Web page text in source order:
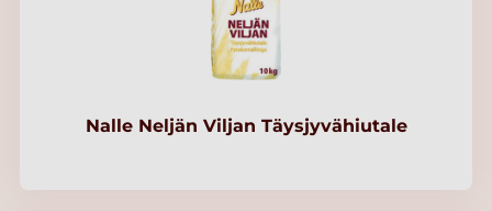
Nalle Neljän Viljan Täysjyvähiutale